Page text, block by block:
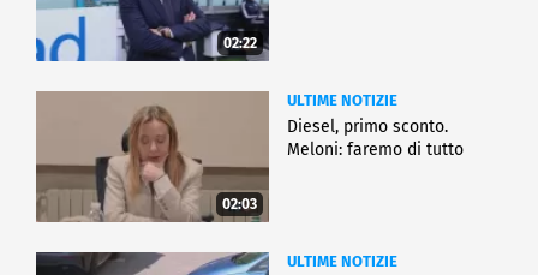
02:22
02:03
ULTIME NOTIZIE
Diesel, primo sconto.
Meloni: faremo di tutto
ULTIME NOTIZIE